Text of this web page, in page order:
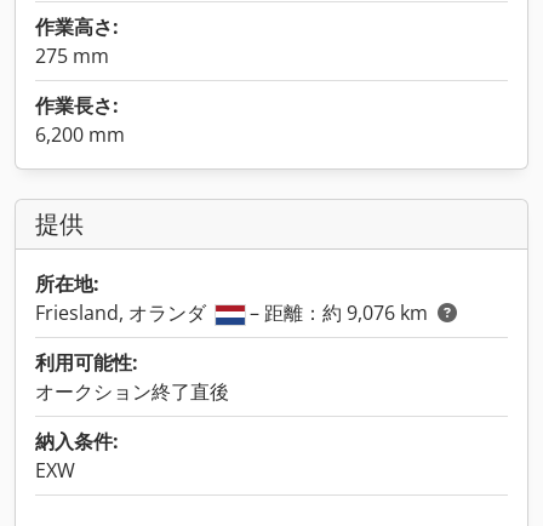
作業高さ:
275 mm
作業長さ:
6,200 mm
提供
所在地:
Friesland, オランダ
– 距離：約 9,076 km
利用可能性:
オークション終了直後
納入条件:
EXW